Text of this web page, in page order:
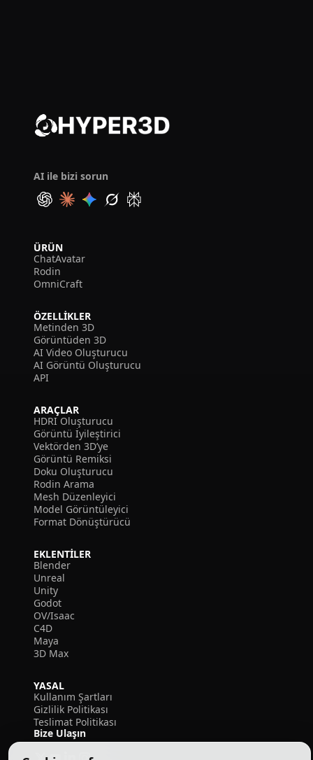
AI ile bizi sorun
ÜRÜN
ChatAvatar
Rodin
OmniCraft
ÖZELLIKLER
Metinden 3D
Görüntüden 3D
AI Video Oluşturucu
AI Görüntü Oluşturucu
API
ARAÇLAR
HDRI Oluşturucu
Görüntü İyileştirici
Vektörden 3D’ye
Görüntü Remiksi
Doku Oluşturucu
Rodin Arama
Mesh Düzenleyici
Model Görüntüleyici
Format Dönüştürücü
EKLENTILER
Blender
Unreal
Unity
Godot
OV/Isaac
C4D
Maya
3D Max
YASAL
Kullanım Şartları
Gizlilik Politikası
Teslimat Politikası
Bize Ulaşın